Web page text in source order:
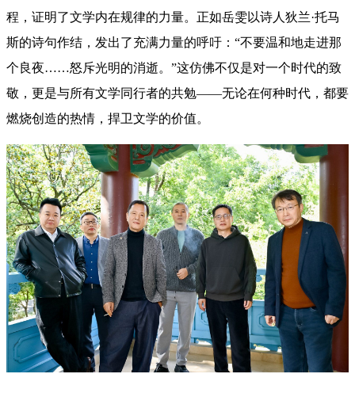
程，证明了文学内在规律的力量。正如岳雯以诗人狄兰·托马
斯的诗句作结，发出了充满力量的呼吁：“不要温和地走进那
个良夜……怒斥光明的消逝。”这仿佛不仅是对一个时代的致
敬，更是与所有文学同行者的共勉——无论在何种时代，都要
燃烧创造的热情，捍卫文学的价值。